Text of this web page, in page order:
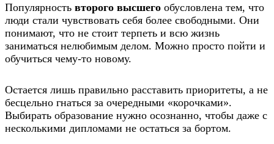
Популярность второго высшего обусловлена тем, что
люди стали чувствовать себя более свободными. Они
понимают, что не стоит терпеть и всю жизнь
заниматься нелюбимым делом. Можно просто пойти и
обучиться чему-то новому.
Остается лишь правильно расставить приоритеты, а не
бесцельно гнаться за очередными «корочками».
Выбирать образование нужно осознанно, чтобы даже с
несколькими дипломами не остаться за бортом.